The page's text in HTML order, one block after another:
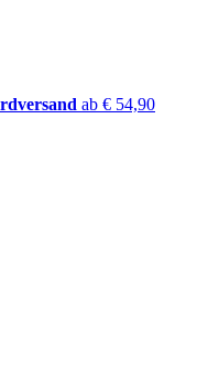
ab € 54,90